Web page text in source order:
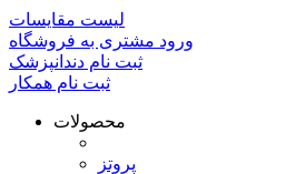
لیست مقایسات
ورود مشتری به فروشگاه
ثبت نام دندانپزشک
ثبت نام همکار
محصولات
پروتز